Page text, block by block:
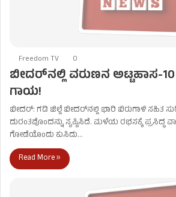
Freedom TV 0
ಬೀದರ್‌ನಲ್ಲಿ ವರುಣನ ಅಟ್ಟಹಾಸ-
ಗಾಯ!
ಬೀದರ್: ಗಡಿ ಜಿಲ್ಲೆ ಬೀದರ್‌ನಲ್ಲಿ ಭಾರಿ ಬಿರುಗಾಳಿ ಸಹಿತ
ದುರಂತವೊಂದನ್ನು ಸೃಷ್ಟಿಸಿದೆ. ಮಳೆಯ ರಭಸಕ್ಕೆ ಪ್ರಸಿದ್ಧ
ಗೋಡೆಯೊಂದು ಕುಸಿದು…
Read More »